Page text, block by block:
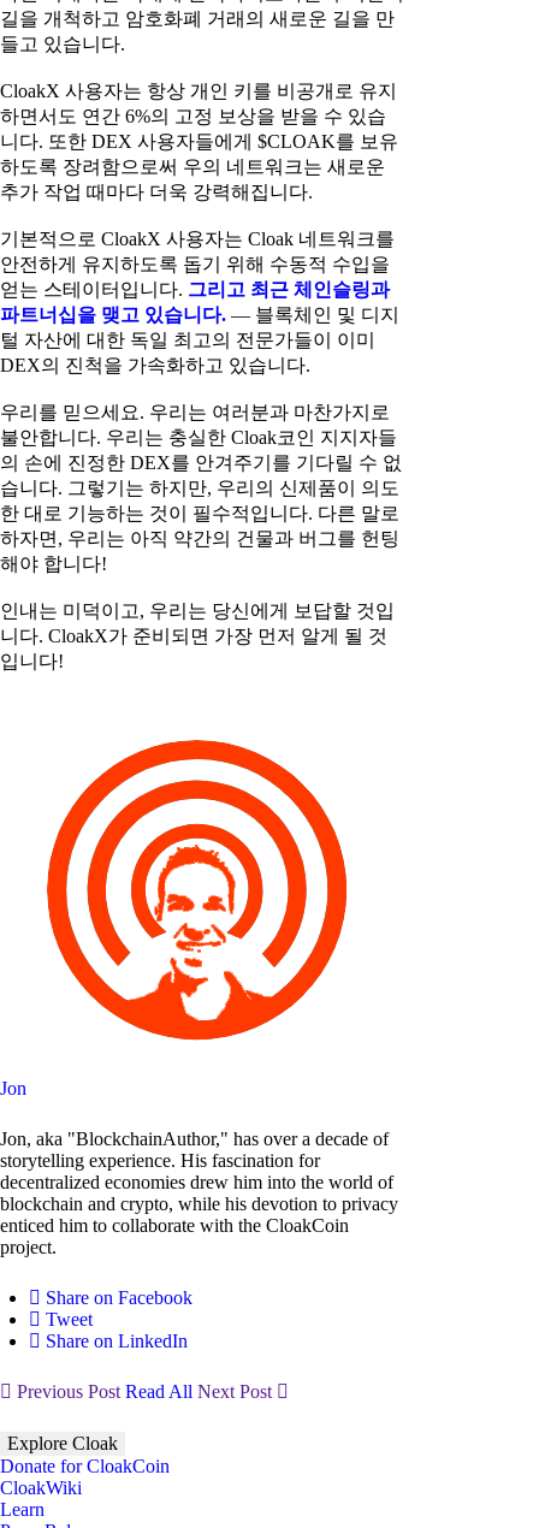
길을 개척하고 암호화폐 거래의 새로운 길을 만
들고 있습니다.
CloakX 사용자는 항상 개인 키를 비공개로 유지
하면서도 연간 6%의 고정 보상을 받을 수 있습
니다. 또한 DEX 사용자들에게 $CLOAK를 보유
하도록 장려함으로써 우의 네트워크는 새로운
추가 작업 때마다 더욱 강력해집니다.
기본적으로 CloakX 사용자는 Cloak 네트워크를
안전하게 유지하도록 돕기 위해 수동적 수입을
얻는 스테이터입니다. 그리고 최근 체인슬링과
파트너십을 맺고 있습니다. — 블록체인 및 디지
털 자산에 대한 독일 최고의 전문가들이 이미
DEX의 진척을 가속화하고 있습니다.
우리를 믿으세요. 우리는 여러분과 마찬가지로
불안합니다. 우리는 충실한 Cloak코인 지지자들
의 손에 진정한 DEX를 안겨주기를 기다릴 수 없
습니다. 그렇기는 하지만, 우리의 신제품이 의도
한 대로 기능하는 것이 필수적입니다. 다른 말로
하자면, 우리는 아직 약간의 건물과 버그를 헌팅
해야 합니다!
인내는 미덕이고, 우리는 당신에게 보답할 것입
니다. CloakX가 준비되면 가장 먼저 알게 될 것
입니다!
Jon
Jon, aka "BlockchainAuthor," has over a decade of
storytelling experience. His fascination for
decentralized economies drew him into the world of
blockchain and crypto, while his devotion to privacy
enticed him to collaborate with the CloakCoin
project.
Share on Facebook
Tweet
Share on LinkedIn
Previous Post Read All Next Post
Explore Cloak
Donate for CloakCoin
CloakWiki
Learn